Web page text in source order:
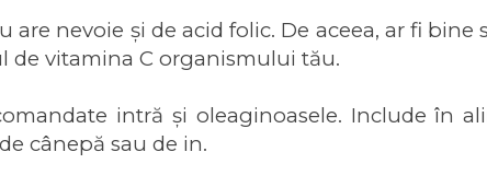
nevoie și de acid folic. De aceea, ar fi
de vitamina C organismului tău.
intră și oleaginoasele. Include în
cânepă sau de in.